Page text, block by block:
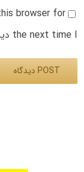
browser for
the next time I دیدگاه.